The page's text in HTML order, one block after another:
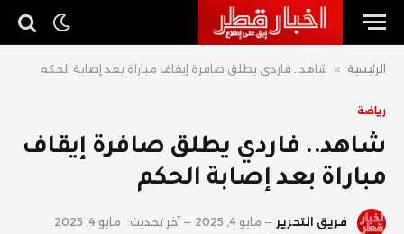
الرئيسية » شاهد.. فاردي يطلق صافرة إيقاف مباراة بعد إصابة الحكم
رياضة
شاهد.. فاردي يطلق صافرة إيقاف
مباراة بعد إصابة الحكم
فريق التحرير مايو 4, 2025 آخر تحديث: مايو 4, 2025